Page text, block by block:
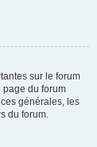
sur le forum
page du forum
générales, les
du forum.